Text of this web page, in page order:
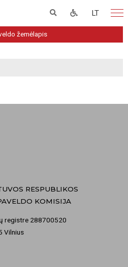
LT
žemėlapis
RESPUBLIKOS
KOMISIJA
registre 288700520
Vilnius